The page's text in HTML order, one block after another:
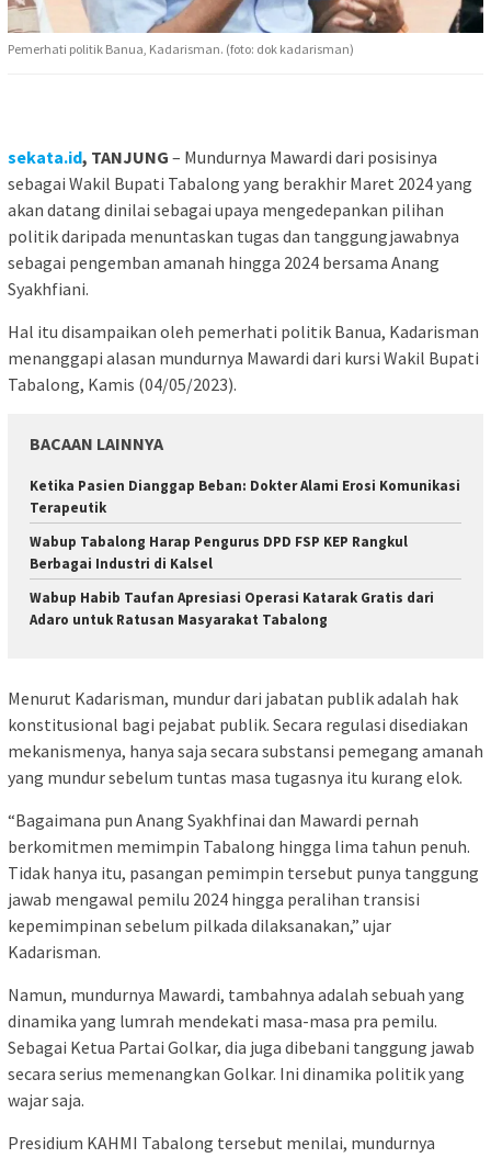
Pemerhati politik Banua, Kadarisman. (foto: dok kadarisman)
sekata.id, TANJUNG – Mundurnya Mawardi dari posisinya
sebagai Wakil Bupati Tabalong yang berakhir Maret 2024 yang
akan datang dinilai sebagai upaya mengedepankan pilihan
politik daripada menuntaskan tugas dan tanggungjawabnya
sebagai pengemban amanah hingga 2024 bersama Anang
Syakhfiani.
Hal itu disampaikan oleh pemerhati politik Banua, Kadarisman
menanggapi alasan mundurnya Mawardi dari kursi Wakil Bupati
Tabalong, Kamis (04/05/2023).
BACAAN LAINNYA
Ketika Pasien Dianggap Beban: Dokter Alami Erosi Komunikasi
Terapeutik
Wabup Tabalong Harap Pengurus DPD FSP KEP Rangkul
Berbagai Industri di Kalsel
Wabup Habib Taufan Apresiasi Operasi Katarak Gratis dari
Adaro untuk Ratusan Masyarakat Tabalong
Menurut Kadarisman, mundur dari jabatan publik adalah hak
konstitusional bagi pejabat publik. Secara regulasi disediakan
mekanismenya, hanya saja secara substansi pemegang amanah
yang mundur sebelum tuntas masa tugasnya itu kurang elok.
“Bagaimana pun Anang Syakhfinai dan Mawardi pernah
berkomitmen memimpin Tabalong hingga lima tahun penuh.
Tidak hanya itu, pasangan pemimpin tersebut punya tanggung
jawab mengawal pemilu 2024 hingga peralihan transisi
kepemimpinan sebelum pilkada dilaksanakan,” ujar
Kadarisman.
Namun, mundurnya Mawardi, tambahnya adalah sebuah yang
dinamika yang lumrah mendekati masa-masa pra pemilu.
Sebagai Ketua Partai Golkar, dia juga dibebani tanggung jawab
secara serius memenangkan Golkar. Ini dinamika politik yang
wajar saja.
Presidium KAHMI Tabalong tersebut menilai, mundurnya